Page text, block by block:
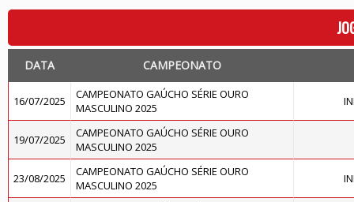
DATA CAMPEONATO
16/07/2025
CAMPEONATO GAÚCHO SÉRIE OURO
MASCULINO 2025
19/07/2025
CAMPEONATO GAÚCHO SÉRIE OURO
MASCULINO 2025
23/08/2025
CAMPEONATO GAÚCHO SÉRIE OURO
MASCULINO 2025